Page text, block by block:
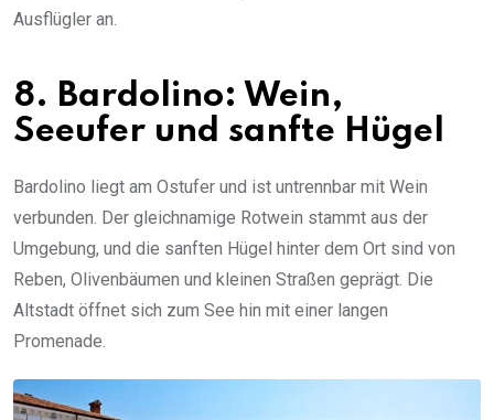
Ausflügler an.
8. Bardolino: Wein,
Seeufer und sanfte Hügel
Bardolino liegt am Ostufer und ist untrennbar mit Wein
verbunden. Der gleichnamige Rotwein stammt aus der
Umgebung, und die sanften Hügel hinter dem Ort sind von
Reben, Olivenbäumen und kleinen Straßen geprägt. Die
Altstadt öffnet sich zum See hin mit einer langen
Promenade.